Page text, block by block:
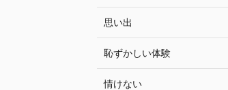
思い出
恥ずかしい体験
情けない